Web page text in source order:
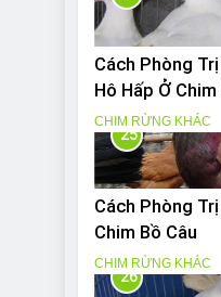
Cách Phòng
Hô Hấp Ở Chim
CHIM RỪNG KHÁC
25
Cách Phòng Trị
Chim Bồ Câu
CHIM RỪNG KHÁC
26